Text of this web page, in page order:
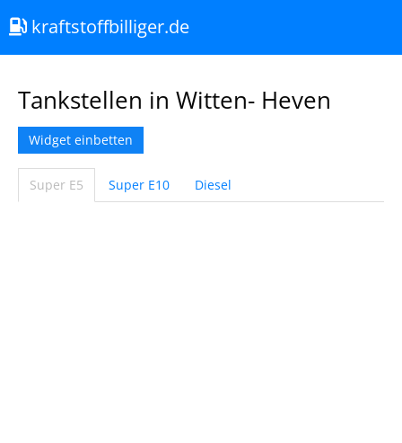
kraftstoffbilliger.de
Tankstellen in Witten- Heven
Widget einbetten
Super E5 Super E10 Diesel